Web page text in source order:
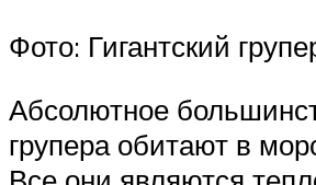
Фото: Гигантский
Абсолютное
групера обитают в